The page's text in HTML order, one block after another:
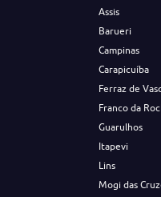
Assis
Barueri
Campinas
Carapicuíba
Ferraz de
Franco da
Guarulhos
Itapevi
Lins
Mogi das